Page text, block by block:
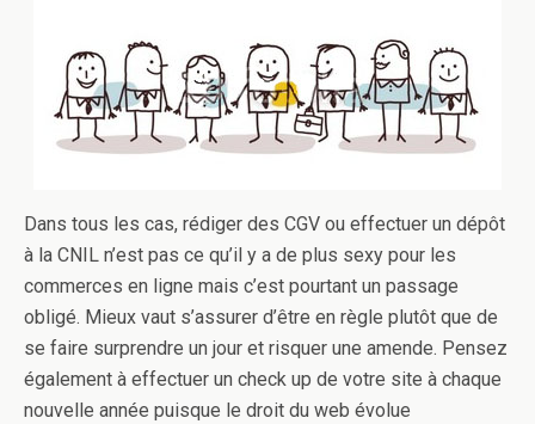
Dans tous les cas, rédiger des CGV ou effectuer un dépôt
à la CNIL n’est pas ce qu’il y a de plus sexy pour les
commerces en ligne mais c’est pourtant un passage
obligé. Mieux vaut s’assurer d’être en règle plutôt que de
se faire surprendre un jour et risquer une amende. Pensez
également à effectuer un check up de votre site à chaque
nouvelle année puisque le droit du web évolue